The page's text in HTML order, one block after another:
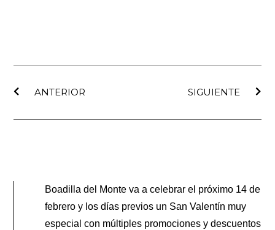
ANTERIOR
SIGUIENTE
Boadilla del Monte va a celebrar el próximo 14 de
febrero y los días previos un San Valentín muy
especial con múltiples promociones y descuentos